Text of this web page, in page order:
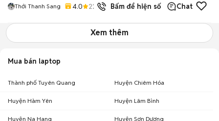
Thới Thanh Sang 4.0 22 đã bánBấm để hiện số Chat
Xem thêm
Mua bán laptop
Thành phố Tuyên Quang Huyện Chiêm Hóa
Huyện Hàm Yên Huyện Lâm Bình
Huyện Na Hang Huyện Sơn Dương